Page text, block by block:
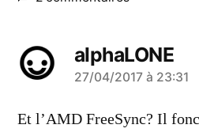
alphaLONE
a
dit :
27/04/2017 à 23:31
Et l’AMD FreeSync? Il